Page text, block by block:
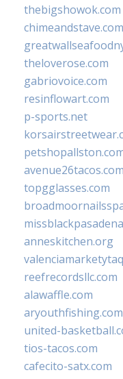
thebigshowok.com
chimeandstave.com
theloverose.com
gabriovoice.com
resinflowart.com
p-sports.net
avenue26tacos.com
topgglasses.com
anneskitchen.org
reefrecordsllc.com
alawaffle.com
aryouthfishing.com
united-
tios-tacos.com
cafecito-satx.com